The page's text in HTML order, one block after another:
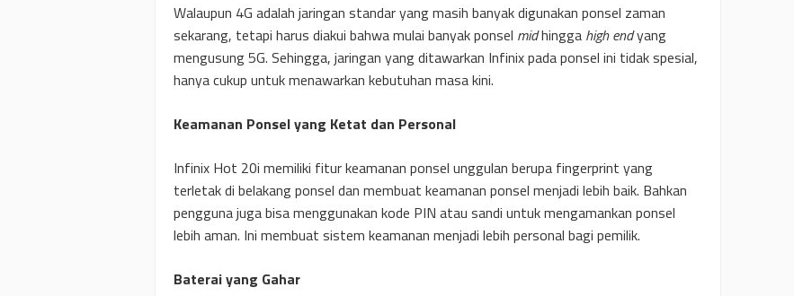
Walaupun 4G adalah jaringan standar yang masih banyak digunakan ponsel zaman
sekarang, tetapi harus diakui bahwa mulai banyak ponsel midhingga high endyang
mengusung 5G. Sehingga, jaringan yang ditawarkan Infinix pada ponsel ini tidak spesial,
hanya cukup untuk menawarkan kebutuhan masa kini.
Keamanan Ponsel yang Ketat dan Personal
Infinix Hot 20i memiliki fitur keamanan ponsel unggulan berupa fingerprint yang
terletak di belakang ponsel dan membuat keamanan ponsel menjadi lebih baik. Bahkan
pengguna juga bisa menggunakan kode PIN atau sandi untuk mengamankan ponsel
lebih aman. Ini membuat sistem keamanan menjadi lebih personal bagi pemilik.
Baterai yang Gahar